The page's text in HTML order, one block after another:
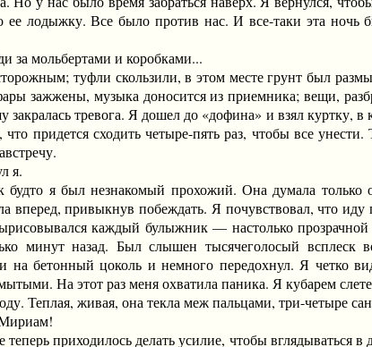
лодыжку. Все было против нас. И все-таки эта ночь
мольбертами и коробками...
туфли скользили, в этом месте грунт был
зажжены, музыка доносится из приемника; вещи,
тревога. Я дошел до «дофина» и взял куртку,
придется сходить четыре-пять раз, чтобы все
я.
я был незнакомый прохожий. Она думала только о
вперед, привыкнув побеждать. Я почувствовал, что
каждый булыжник — настолько
минут назад. Был слышен тысячеголосый
на бетонный цоколь и немного передохнул. Я четко
На этот раз меня охватила паника. Я кубарем
Теплая, живая, она текла меж пальцами, три-четыре
приходилось делать усилие, чтобы вглядываться